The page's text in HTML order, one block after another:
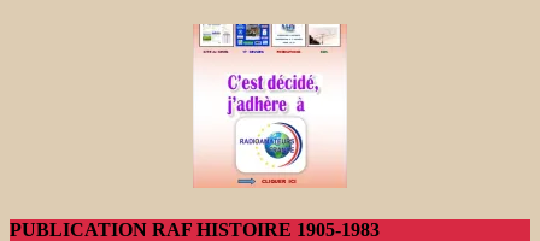
PUBLICATION RAF HISTOIRE 1905-1983